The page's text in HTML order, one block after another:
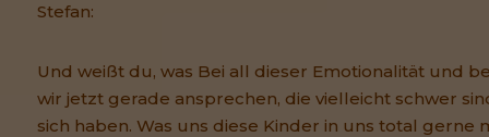
Stefan:
Und weißt du, was Bei all dieser Emotionalität und
wir jetzt gerade ansprechen, die vielleicht schwer
sich haben. Was uns diese Kinder in uns total gerne